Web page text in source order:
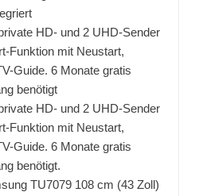
HD- und 2 UHD-Sender
Funktion mit Neustart,
Guide. 6 Monate gratis
benötigt
HD- und 2 UHD-Sender
Funktion mit Neustart,
Guide. 6 Monate gratis
benötigt.
TU7079 108 cm (43 Zoll)